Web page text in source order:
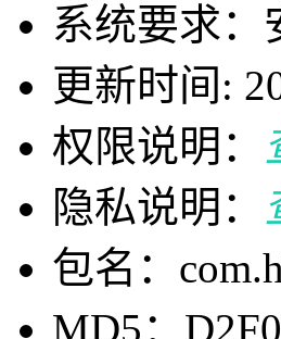
系统要求：
更新时间:
权限说明：
隐私说明：
包名：
MD5：